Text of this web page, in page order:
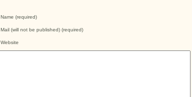
Name (required)
Mail (will not be published) (required)
Website